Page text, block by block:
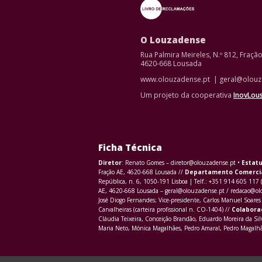
O Louzadense
Rua Palmira Meireles, N.º 812,
4620-668 Lousada
www.olouzadense.pt |
Um projeto da cooperativa
Ficha Técnica
Diretor: Renato Gomes – diretor@olouzadense.pt •
Fração AE, 4620-668 Lousada // Departamento
República, n. 6, 1050-191 Lisboa | Telf.: +351 914 605
AE, 4620-668 Lousada – geral@olouzadense.pt /
José Diogo Fernandes; Vice-presidente, Carlos Manuel
Carvalheiras (carteira profissional n. CO-1404) //
Cláudia Teixeira, Conceição Brandão, Eduardo Moreira da
Maria Neto, Mónica Magalhães, Pedro Amaral, Pedro